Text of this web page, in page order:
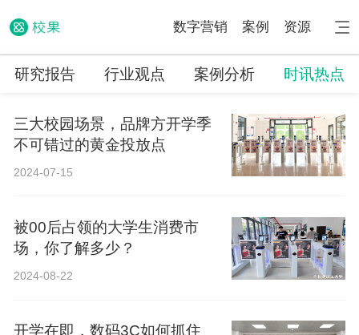
数字营销 案例 资源
研究报告 行业观点 案例分析 时讯热点
三大校园场景，品牌方开学季
不可错过的黄金投放点
2024-07-15
被00后占领的大学生消费市
场，你了解多少？
2024-08-22
开学在即，数码3C如何抓住